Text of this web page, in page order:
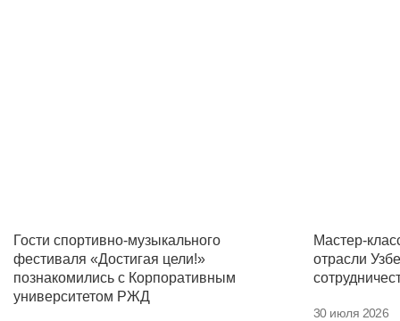
Гости спортивно-музыкального
фестиваля «Достигая цели!»
познакомились с Корпоративным
университетом РЖД
Мастер-
отрасли
30 июля 2026